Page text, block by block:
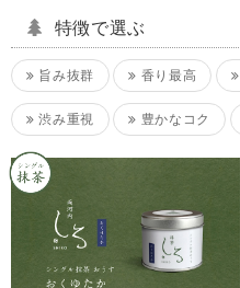
特徴で選ぶ
旨み抜群 香り最高
渋み重視 豊かなコク